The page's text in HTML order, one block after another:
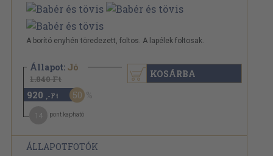
A borító enyhén töredezett, foltos. A lapélek foltosak.
Állapot: Jó
1.840 Ft
920 ,-Ft 50
pont kapható
KOSÁRBA
ÁLLAPOTFOTÓK